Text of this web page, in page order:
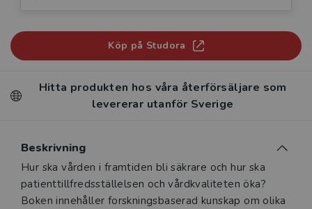
Köp på Studora
Hitta produkten hos våra återförsäljare som
levererar utanför Sverige
Beskrivning
Beskrivning
Hur ska vården i framtiden bli säkrare och hur ska
patienttillfredsställelsen och vårdkvaliteten öka?
Boken innehåller forskningsbaserad kunskap om olika